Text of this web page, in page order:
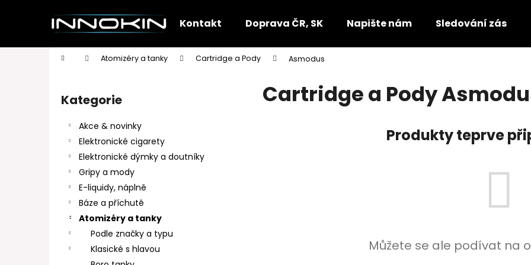
Kontakt Doprava ČR, SK Napište nám Sledování zásilek
Domů Atomizéry a tanky Cartridge a Pody Asmodus
Přeskočit
kategorie
Kategorie
Akce & novinky
Elektronické cigarety
Elektronické dýmky a doutníky
Gripy a mody
E-liquidy, náplně
Báze a příchutě
Atomizéry a tanky
Podle značky a typu
Klasické s hlavou
Cartridge a Pody
Produkty teprve
Můžete se ale podívat na
í
Zpět
do
Zpět
do
Co potřebujete najít?